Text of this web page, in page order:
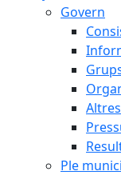
Govern
Ple